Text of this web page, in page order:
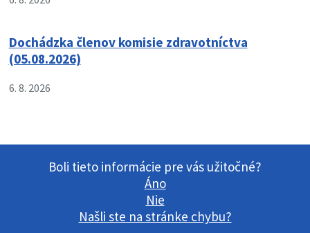
Dochádzka členov komisie zdravotníctva
(05.08.2026)
6. 8. 2026
Boli tieto informácie pre vás užitočné?
Áno
Nie
Našli ste na stránke chybu?